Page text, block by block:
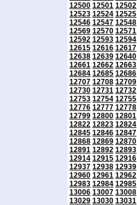
12500 12501 12502
12523 12524 12525
12546 12547 12548
12569 12570 12571
12592 12593 12594
12615 12616 12617
12638 12639 12640
12661 12662 12663
12684 12685 12686
12707 12708 12709
12730 12731 12732
12753 12754 12755
12776 12777 12778
12799 12800 12801
12822 12823 12824
12845 12846 12847
12868 12869 12870
12891 12892 12893
12914 12915 12916
12937 12938 12939
12960 12961 12962
12983 12984 12985
13006 13007 13008
13029 13030 13031